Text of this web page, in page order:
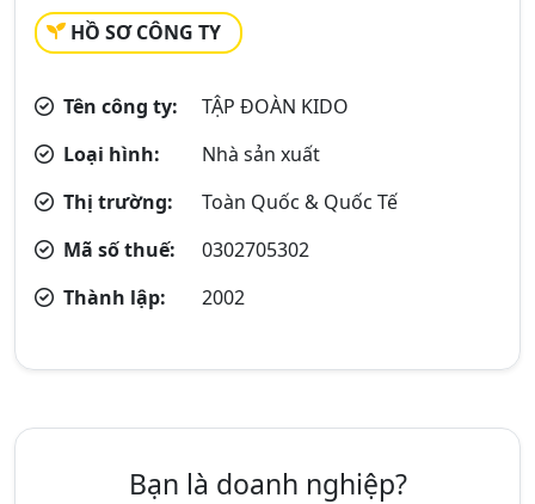
HỒ SƠ CÔNG TY
Tên công ty:
TẬP ĐOÀN KIDO
Loại hình:
Nhà sản xuất
Thị trường:
Toàn Quốc & Quốc Tế
Mã số thuế:
0302705302
Thành lập:
2002
Bạn là doanh nghiệp?